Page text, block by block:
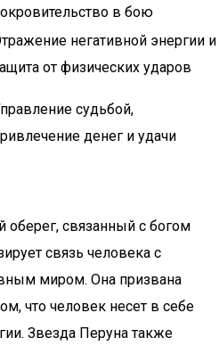
в бою
негативной энергии и
от физических ударов
судьбой,
денег и удачи
связанный с богом
связь человека с
миром. Она призвана
что человек несет в себе
Звезда Перуна также